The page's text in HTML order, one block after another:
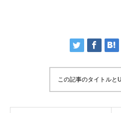
この記事のタイトルと